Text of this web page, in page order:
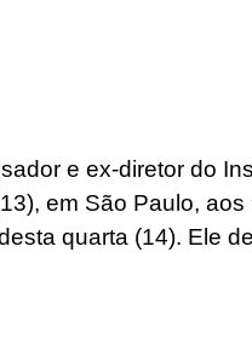
e ex-diretor do
em São Paulo,
quarta (14). Ele